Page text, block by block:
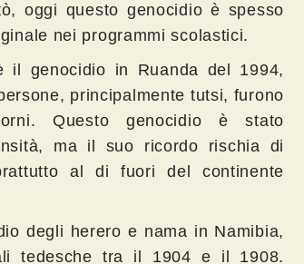
oggi questo genocidio è spesso
nei programmi scolastici.
il genocidio in Ruanda del 1994,
principalmente tutsi, furono
Questo genocidio è stato
ma il suo ricordo rischia di
al di fuori del continente
degli herero e nama in Namibia,
tedesche tra il 1904 e il 1908.